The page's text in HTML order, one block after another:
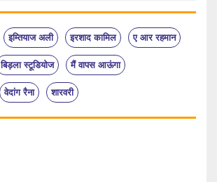
इम्तियाज अली इरशाद कामिल ए आर रहमान
बिड़ला स्टूडियोज मैं वापस आऊंगा
वेदांग रैना शारवरी